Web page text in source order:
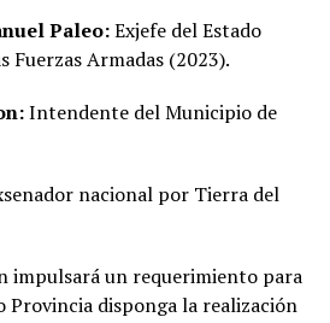
Paleo:Exjefe del Estado
Fuerzas Armadas (2023).
Intendente del Municipio de
nacional por Tierra del
impulsará un requerimiento para
Provincia disponga la realización